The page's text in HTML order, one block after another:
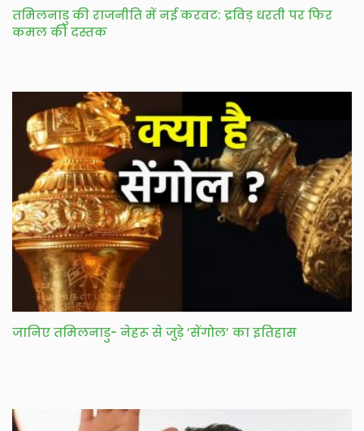
तमिलनाडु की राजनीति में नई करवट: द्रविड़ धरती पर फिर
कमल की दस्तक
जानिए तमिलनाडु- नेहरू से जुड़े ‘सेंगोल’ का इतिहास